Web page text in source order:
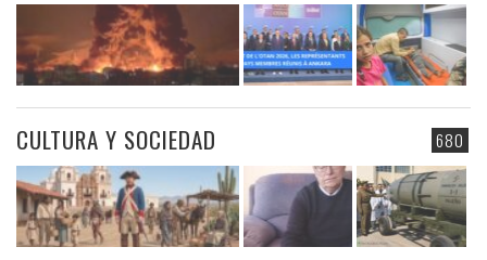
680
CULTURA Y SOCIEDAD